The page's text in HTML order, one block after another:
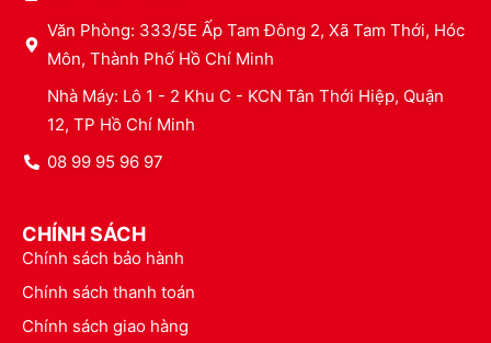
Văn Phòng: 333/5E Ấp Tam Đông 2, Xã Tam Thới, Hóc
Môn, Thành Phố Hồ Chí Minh
Nhà Máy: Lô 1 - 2 Khu C - KCN Tân Thới Hiệp, Quận
12, TP Hồ Chí Minh
08 99 95 96 97
CHÍNH SÁCH
Chính sách bảo hành
Chính sách thanh toán
Chính sách giao hàng